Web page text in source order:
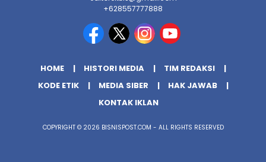
+628557777888
HOME HISTORI MEDIA
TIM REDAKSI
KODE ETIK
MEDIA SIBER
HAK JAWAB
KONTAK IKLAN
COPYRIGHT © 2026 BISNISPOST.COM - ALL RIGHTS RESERVED